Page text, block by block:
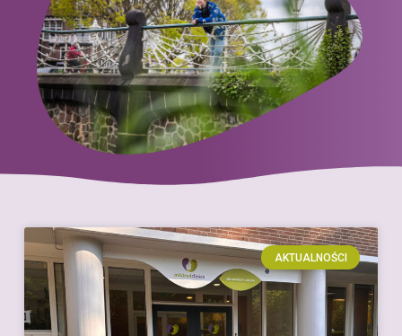
AKTUALNOŚCI